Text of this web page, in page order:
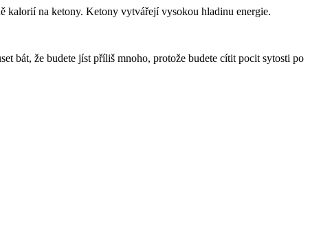
kalorií na ketony. Ketony vytvářejí vysokou hladinu energie.
bát, že budete jíst příliš mnoho, protože budete cítit pocit sytosti po